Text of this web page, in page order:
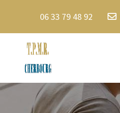
06 33 79 48 92